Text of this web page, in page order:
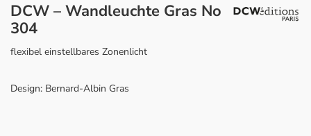
DCW – Wandleuchte Gras No
304
flexibel einstellbares Zonenlicht
Design: Bernard-Albin Gras